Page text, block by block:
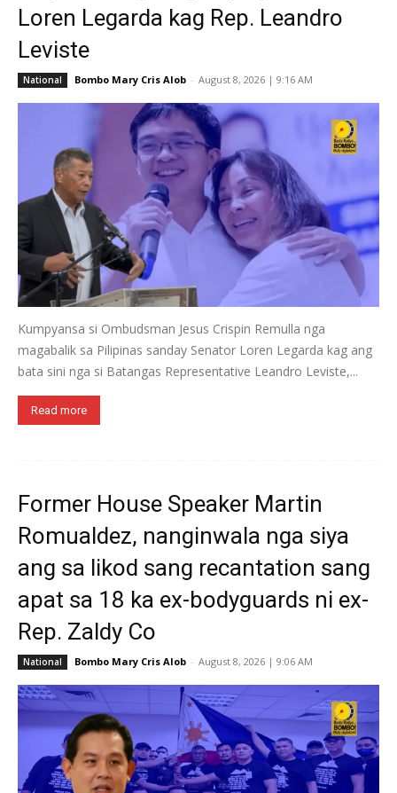
Loren Legarda kag Rep. Leandro
Leviste
National Bombo Mary Cris Alob - August 8, 2026 | 9:16 AM
Kumpyansa si Ombudsman Jesus Crispin Remulla nga
magabalik sa Pilipinas sanday Senator Loren Legarda kag ang
bata sini nga si Batangas Representative Leandro Leviste,...
Read more
Former House Speaker Martin
Romualdez, nanginwala nga siya
ang sa likod sang recantation sang
apat sa 18 ka ex-bodyguards ni ex-
Rep. Zaldy Co
National Bombo Mary Cris Alob - August 8, 2026 | 9:06 AM